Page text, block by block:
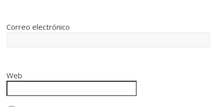
Correo electrónico
Web